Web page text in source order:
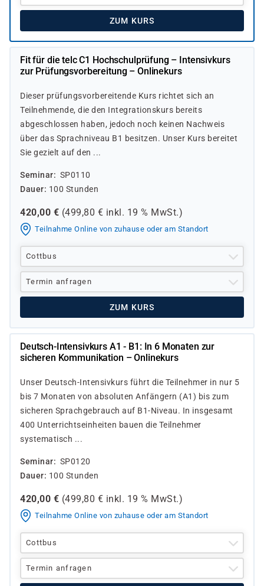
ZUM KURS
Fit für die telc C1 Hochschulprüfung – Intensivkurs
zur Prüfungsvorbereitung – Onlinekurs
Dieser prüfungsvorbereitende Kurs richtet sich an
Teilnehmende, die den Integrationskurs bereits
abgeschlossen haben, jedoch noch keinen Nachweis
über das Sprachniveau B1 besitzen. Unser Kurs bereitet
Sie gezielt auf den ...
Seminar
SP0110
Dauer
100 Stunden
420,00 € (499,80 € inkl. 19 % MwSt.)
Teilnahme Online von zuhause oder am Standort
Cottbus
Termin anfragen
ZUM KURS
Deutsch-Intensivkurs A1 - B1: In 6 Monaten zur
sicheren Kommunikation – Onlinekurs
Unser Deutsch-Intensivkurs führt die Teilnehmer in nur 5
bis 7 Monaten von absoluten Anfängern (A1) bis zum
sicheren Sprachgebrauch auf B1-Niveau. In insgesamt
400 Unterrichtseinheiten bauen die Teilnehmer
systematisch ...
Seminar
SP0120
Dauer
100 Stunden
420,00 € (499,80 € inkl. 19 % MwSt.)
Teilnahme Online von zuhause oder am Standort
Cottbus
Termin anfragen